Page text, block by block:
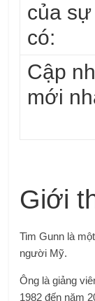
của
có:
Cập
mới
Giới
Tim Gunn là
người Mỹ.
Ông là giảng
1982 đến năm